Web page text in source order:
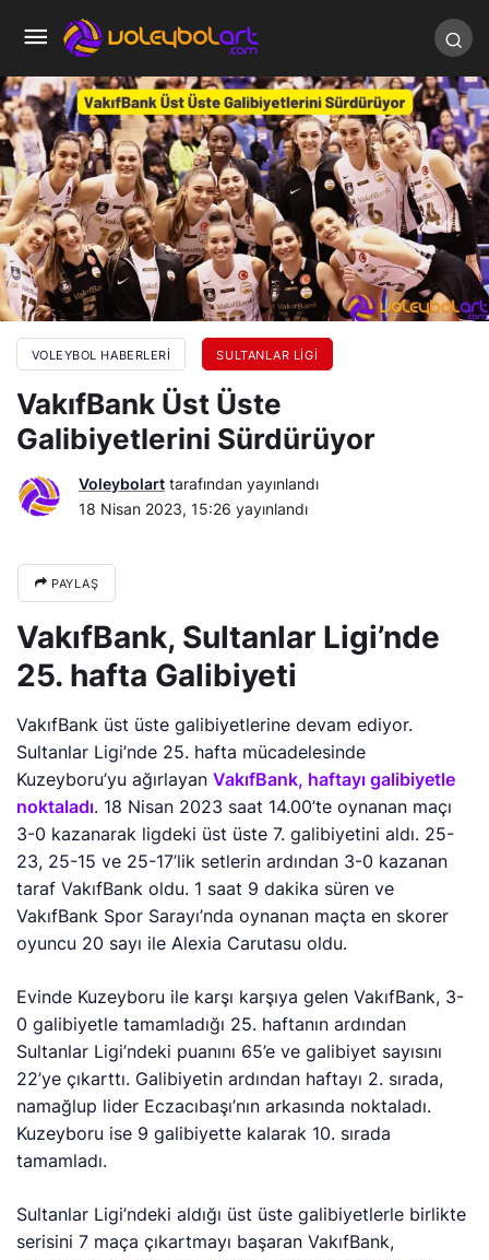
VOLEYBOL HABERLERI SULTANLAR LIGI
VakıfBank Üst Üste
Galibiyetlerini Sürdürüyor
Voleybolart tarafından yayınlandı
18 Nisan 2023, 15:26 yayınlandı
PAYLAŞ
VakıfBank, Sultanlar Ligi’nde
25. hafta Galibiyeti
VakıfBank üst üste galibiyetlerine devam ediyor.
Sultanlar Ligi’nde 25. hafta mücadelesinde
Kuzeyboru’yu ağırlayanVakıfBank, haftayı galibiyetle
noktaladı. 18 Nisan 2023 saat 14.00’te oynanan maçı
3-0 kazanarak ligdeki üst üste 7. galibiyetini aldı. 25-
23, 25-15 ve 25-17’lik setlerin ardından 3-0 kazanan
taraf VakıfBank oldu. 1 saat 9 dakika süren ve
VakıfBank Spor Sarayı’nda oynanan maçta en skorer
oyuncu 20 sayı ile Alexia Carutasu oldu.
Evinde Kuzeyboru ile karşı karşıya gelen VakıfBank, 3-
0 galibiyetle tamamladığı 25. haftanın ardından
Sultanlar Ligi’ndeki puanını 65’e ve galibiyet sayısını
22’ye çıkarttı. Galibiyetin ardından haftayı 2. sırada,
namağlup lider Eczacıbaşı’nın arkasında noktaladı.
Kuzeyboru ise 9 galibiyette kalarak 10. sırada
tamamladı.
Sultanlar Ligi’ndeki aldığı üst üste galibiyetlerle birlikte
serisini 7 maça çıkartmayı başaran VakıfBank,